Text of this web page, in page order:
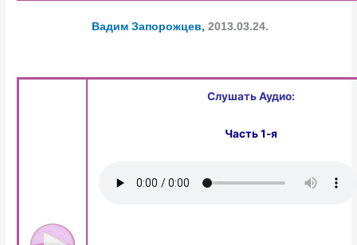
Вадим Запорожцев, 2013.03.24.
Слушать Аудио:
Часть 1-я